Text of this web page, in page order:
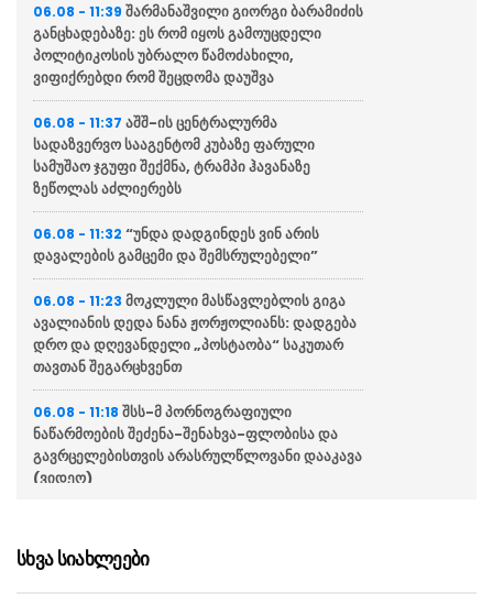
06.08 - 11:39 შარმანაშვილი გიორგი ბარამიძის
განცხადებაზე: ეს რომ იყოს გამოუცდელი
პოლიტიკოსის უბრალო წამოძახილი,
ვიფიქრებდი რომ შეცდომა დაუშვა
06.08 - 11:37 აშშ-ის ცენტრალურმა
სადაზვერვო სააგენტომ კუბაზე ფარული
სამუშაო ჯგუფი შექმნა, ტრამპი ჰავანაზე
ზეწოლას აძლიერებს
06.08 - 11:32 “უნდა დადგინდეს ვინ არის
დავალების გამცემი და შემსრულებელი”
06.08 - 11:23 მოკლული მასწავლებლის გიგა
ავალიანის დედა ნანა ჟორჟოლიანს: დადგება
დრო და დღევანდელი „პოსტაობა“ საკუთარ
თავთან შეგარცხვენთ
06.08 - 11:18 შსს-მ პორნოგრაფიული
ნაწარმოების შეძენა-შენახვა-ფლობისა და
გავრცელებისთვის არასრულწლოვანი დააკავა
(ვიდეო)
თბილისში ნარკოდანაშაულის ბრალდებით
სამი პირი დააკავეს (ვიდეო)
სხვა სიახლეები